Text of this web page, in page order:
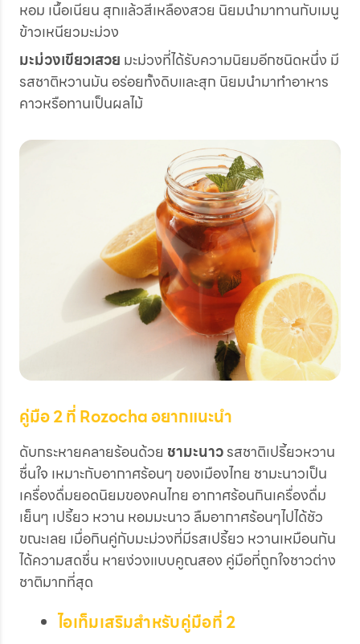
หอม เนื้อเนียน สุกแล้วสีเหลืองสวย นิยมนำมาทานกับเมนู
ข้าวเหนียวมะม่วง
มะม่วงเขียวเสวย มะม่วงที่ได้รับความนิยมอีกชนิดหนึ่ง มี
รสชาติหวานมัน อร่อยทั้งดิบและสุก นิยมนำมาทำอาหาร
คาวหรือทานเป็นผลไม้
คู่มือ 2 ที่ Rozocha อยากแนะนำ
ดับกระหายคลายร้อนด้วย ชามะนาวรสชาติเปรี้ยวหวาน
ชื่นใจ เหมาะกับอากาศร้อนๆ ของเมืองไทย ชามะนาวเป็น
เครื่องดื่มยอดนิยมของคนไทย อากาศร้อนกินเครื่องดื่ม
เย็นๆ เปรี้ยว หวาน หอมมะนาว ลืมอากาศร้อนๆไปได้ชัว
ขณะเลย เมื่อกินคู่กับมะม่วงที่มีรสเปรี้ยว หวานเหมือนกัน
ได้ความสดชื่น หายง่วงแบบคูณสอง คู่มือที่ถูกใจชาวต่าง
ชาติมากที่สุด
ไอเท็มเสริมสำหรับคู่มือที่ 2